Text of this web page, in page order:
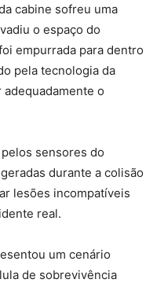
cabine sofreu uma
o espaço do
empurrada para dentro
pela tecnologia da
o
sensores do
durante a colisão
lesões incompatíveis
real.
um cenário
de sobrevivência